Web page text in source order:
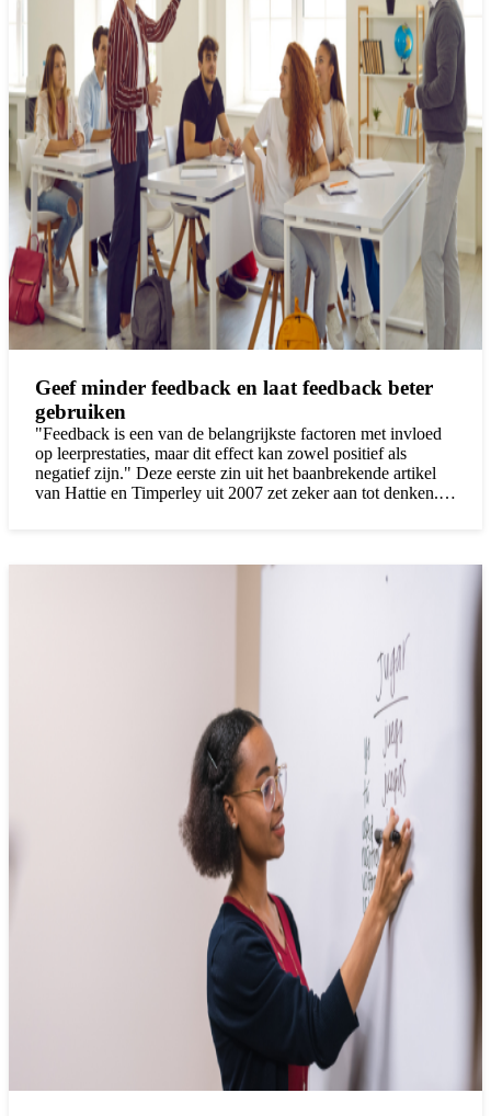
Geef minder feedback en laat feedback beter
gebruiken
"Feedback is een van de belangrijkste factoren met invloed
op leerprestaties, maar dit effect kan zowel positief als
negatief zijn." Deze eerste zin uit het baanbrekende artikel
van Hattie en Timperley uit 2007 zet zeker aan tot denken.
voor een positief effect op leerprestaties verleggen we de